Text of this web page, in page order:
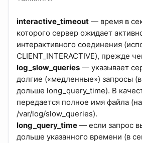
interactive_timeout — время в
которого сервер ожидает
интерактивного соединения
CLIENT_INTERACTIVE), прежде
log_slow_queries — указывает
долгие («медленные») запросы
дольше long_query_time). В
передается полное имя файла
/var/log/slow_queries).
long_query_time — если запрос
дольше указанного времени (в